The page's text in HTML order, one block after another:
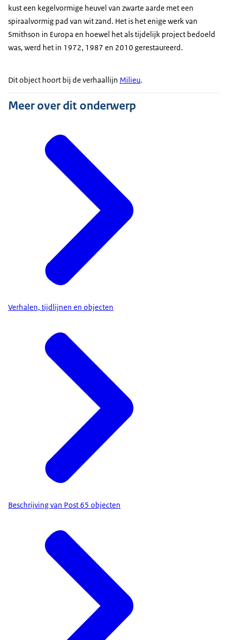
kust een kegelvormige heuvel van zwarte aarde met een
spiraalvormig pad van wit zand. Het is het enige werk van
Smithson in Europa en hoewel het als tijdelijk project bedoeld
was, werd het in 1972, 1987 en 2010 gerestaureerd.
Dit object hoort bij de verhaallijn Milieu.
Meer over dit onderwerp
Verhalen, tijdlijnen en objecten
Beschrijving van Post 65 objecten